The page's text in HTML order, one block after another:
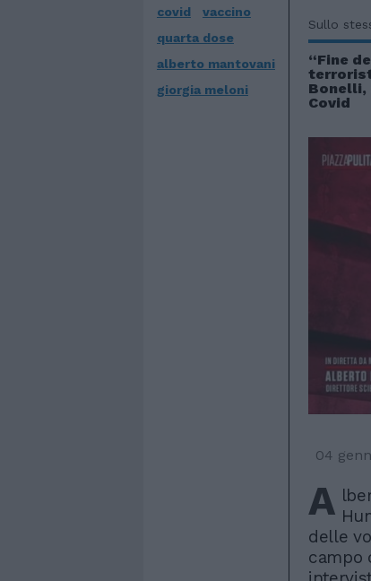
covid
vaccino
quarta dose
alberto mantovani
giorgia meloni
Sullo
“Fine
Bonelli,
Covid
04
A
delle
campo